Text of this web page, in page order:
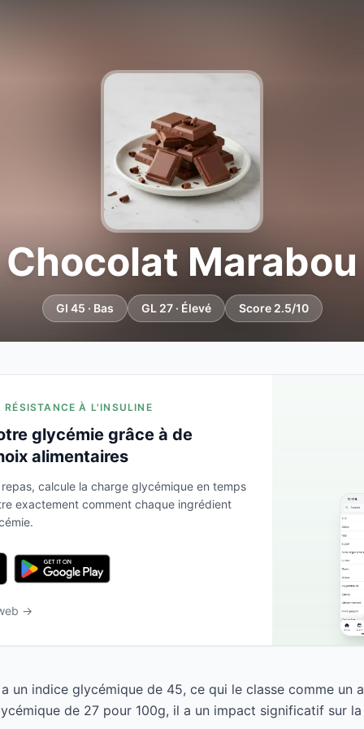
Chocolat Marabou
GI 45 · Bas GL 27 · Élevé Score 2.5/10
RÉSISTANCE À L'INSULINE
glycémie grâce à de
alimentaires
calcule la charge glycémique en temps
exactement comment chaque ingrédient
→
un indice glycémique de 45, ce qui le classe comme un
de 27 pour 100g, il a un impact significatif sur